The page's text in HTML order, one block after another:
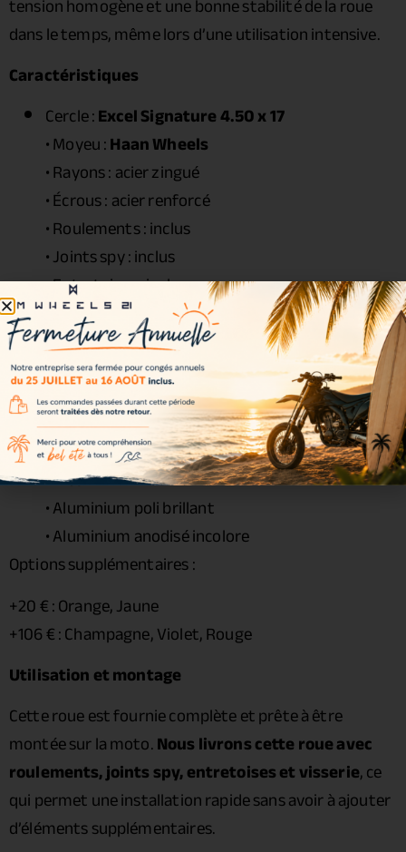
dans le temps, même lors d’une utilisation intensive.
Caractéristiques
Cercle :Excel Signature 4.50 x 17
• Moyeu :Haan Wheels
• Rayons : acier zingué
• Écrous : acier renforcé
• Roulements : inclus
• Joints spy : inclus
• Entretoises : incluses
• Visserie : incluse
Couleurs disponibles
Couleurs incluses dans le kit :
Noir
• Or
• Bleu
• Aluminium poli brillant
• Aluminium anodisé incolore
Options supplémentaires :
+20 € : Orange, Jaune
+106 € : Champagne, Violet, Rouge
Utilisation et montage
Cette roue est fournie complète et prête à être
montée sur la moto.Nous livrons cette roue avec
roulements, joints spy, entretoises et visserie, ce
qui permet une installation rapide sans avoir à ajouter
d’éléments supplémentaires.